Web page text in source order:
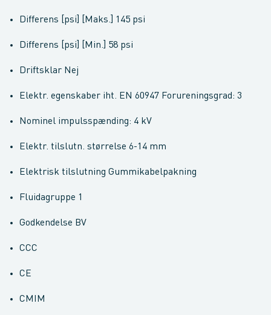
Differens [psi] [Maks.] 145 psi
Differens [psi] [Min.] 58 psi
Driftsklar Nej
Elektr. egenskaber iht. EN 60947 Forureningsgrad: 3
Nominel impulsspænding: 4 kV
Elektr. tilslutn. størrelse 6-14 mm
Elektrisk tilslutning Gummikabelpakning
Fluidagruppe 1
Godkendelse BV
CCC
CE
CMIM